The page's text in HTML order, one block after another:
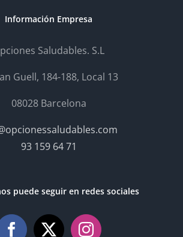
Información Empresa
Saludables. S.L
Guell, 184-188, Local 13
08028 Barcelona
93 159 64 71
puede seguir en redes sociales